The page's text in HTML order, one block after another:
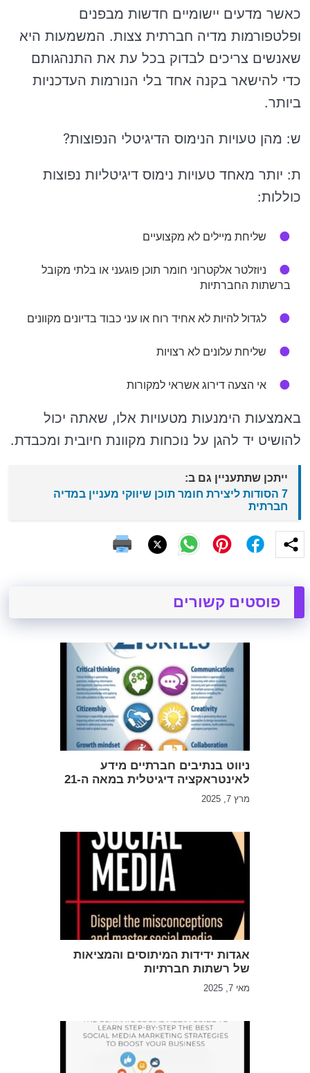
כאשר מדעים יישומיים חדשות מבפנים
ופלטפורמות מדיה חברתית צצות. המשמעות היא
שאנשים צריכים לבדוק בכל עת את התנהגותם
כדי להישאר בקנה אחד בלי הנורמות העדכניות
ביותר.
ש: מהן טעויות הנימוס הדיגיטלי הנפוצות?
ת: יותר מאחד טעויות נימוס דיגיטליות נפוצות
כוללות:
שליחת מיילים לא מקצועיים
ניוזלטר אלקטרוני חומר תוכן פוגעני או בלתי מקובל
ברשתות החברתיות
לגדול להיות לא אחיד רוח או עני כבוד בדיונים מקוונים
שליחת עלונים לא רצויות
אי הצעה דירוג אשראי למקורות
באמצעות הימנעות מטעויות אלו, שאתה יכול
להושיט יד להגן על נוכחות מקוונת חיובית ומכבדת.
ייתכן שתתעניין גם ב:
7 הסודות ליצירת חומר תוכן שיווקי מעניין במדיה
חברתית
פוסטים קשורים
ניווט בנתיבים חברתיים מידע
לאינטראקציה דיגיטלית במאה ה-21
מרץ 7, 2025
אגדות ידידות המיתוסים והמציאות
של רשתות חברתיות
מאי 7, 2025